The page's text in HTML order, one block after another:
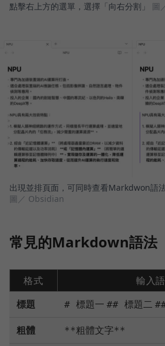
點擊右上方的選單，選擇「向右分割」 圖
出現並排頁面，可同時查看Markdwon語
圖／ Obsidian
常見的Markdown語法
格式
輸入
標題
# 標題一 ## 標題二
粗體 **粗體文字**